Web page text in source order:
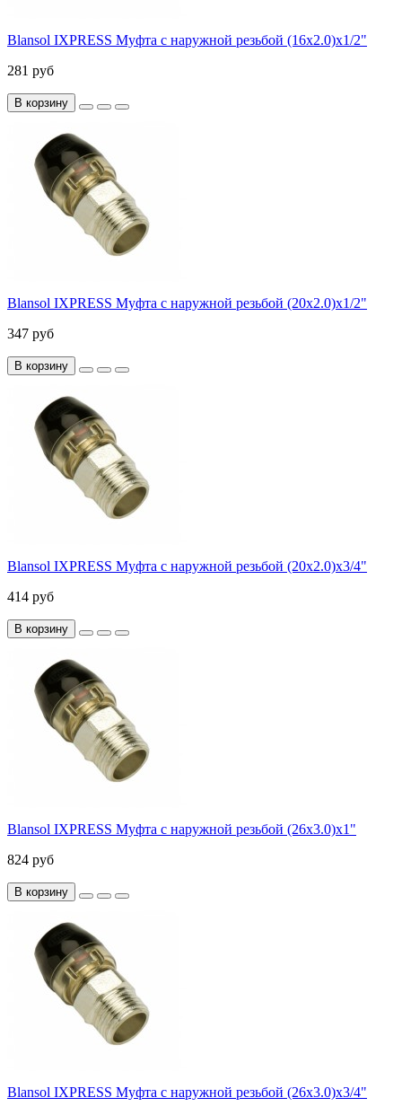
Blansol IXPRESS Муфта с наружной резьбой (16х2.0)х1/2"
281 руб
В корзину
Blansol IXPRESS Муфта с наружной резьбой (20х2.0)х1/2"
347 руб
В корзину
Blansol IXPRESS Муфта с наружной резьбой (20х2.0)х3/4"
414 руб
В корзину
Blansol IXPRESS Муфта с наружной резьбой (26х3.0)х1"
824 руб
В корзину
Blansol IXPRESS Муфта с наружной резьбой (26х3.0)х3/4"